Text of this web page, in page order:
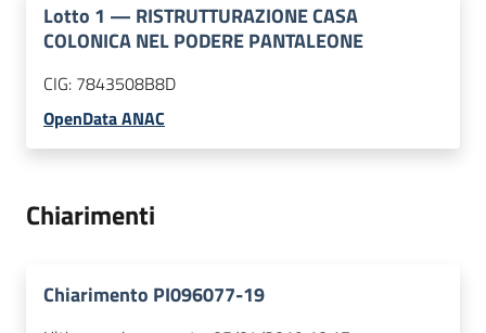
Lotto 1 — RISTRUTTURAZIONE CASA
COLONICA NEL PODERE PANTALEONE
CIG: 7843508B8D
OpenData ANAC
Chiarimenti
Chiarimento PI096077-19